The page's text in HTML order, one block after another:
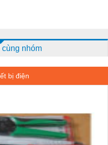
cùng nhóm
bị điện